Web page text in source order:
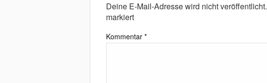
Deine E-Mail-Adresse wird nicht veröffentlicht.
markiert
Kommentar *